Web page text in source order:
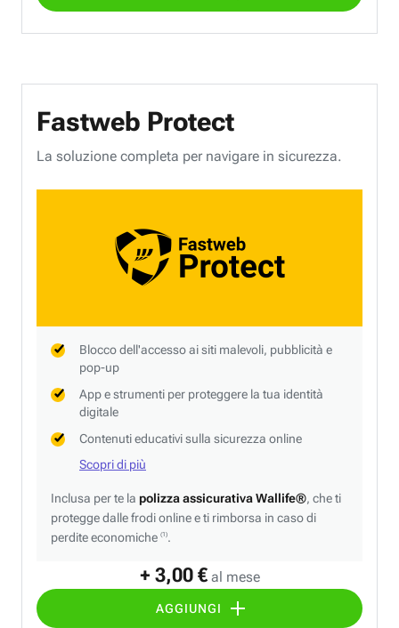
Fastweb Protect
+ 3,00 € al mese
AGGIUNGI
La soluzione completa per navigare in sicurezza.
Blocco dell'accesso ai siti malevoli, pubblicità e
pop-up
App e strumenti per proteggere la tua identità
digitale
Contenuti educativi sulla sicurezza online
Scopri di più
Inclusa per te la polizza assicurativa Wallife®, che ti
protegge dalle frodi online e ti rimborsa in caso di
perdite economiche (1).